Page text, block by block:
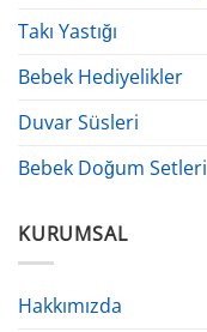
Takı Yastığı
Bebek Hediyelikler
Duvar Süsleri
Bebek Doğum Setleri
KURUMSAL
Hakkımızda